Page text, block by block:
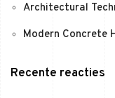
Architectural
Modern Concrete
Recente reacties